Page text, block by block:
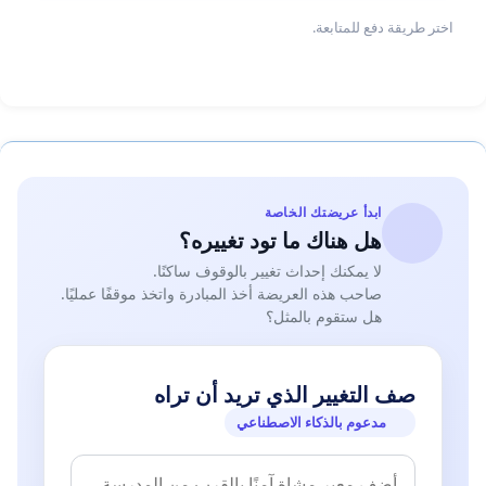
and « prisoner of conscience », the cultural
#أطلقوا_سراح_سامي_الذيبي
اختر طريقة دفع للمتابعة.
ابدأ عريضتك الخاصة
هل هناك ما تود تغييره؟
لا يمكنك إحداث تغيير بالوقوف ساكنًا.
صاحب هذه العريضة أخذ المبادرة واتخذ موقفًا عمليًا.
هل ستقوم بالمثل؟
صف التغيير الذي تريد أن تراه
مدعوم بالذكاء الاصطناعي